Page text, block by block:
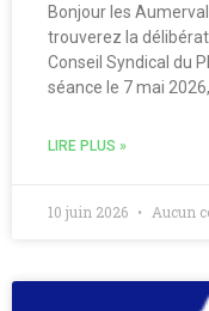
Bonjour les
trouverez la
Conseil Syndical du
séance le 7 mai
LIRE PLUS »
10 juin 2026 Aucun